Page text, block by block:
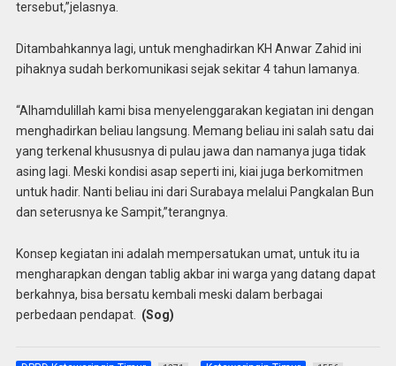
tersebut,”jelasnya.
Ditambahkannya lagi, untuk menghadirkan KH Anwar Zahid ini
pihaknya sudah berkomunikasi sejak sekitar 4 tahun lamanya.
“Alhamdulillah kami bisa menyelenggarakan kegiatan ini dengan
menghadirkan beliau langsung. Memang beliau ini salah satu dai
yang terkenal khususnya di pulau jawa dan namanya juga tidak
asing lagi. Meski kondisi asap seperti ini, kiai juga berkomitmen
untuk hadir. Nanti beliau ini dari Surabaya melalui Pangkalan Bun
dan seterusnya ke Sampit,”terangnya.
Konsep kegiatan ini adalah mempersatukan umat, untuk itu ia
mengharapkan dengan tablig akbar ini warga yang datang dapat
berkahnya, bisa bersatu kembali meski dalam berbagai
perbedaan pendapat. (Sog)